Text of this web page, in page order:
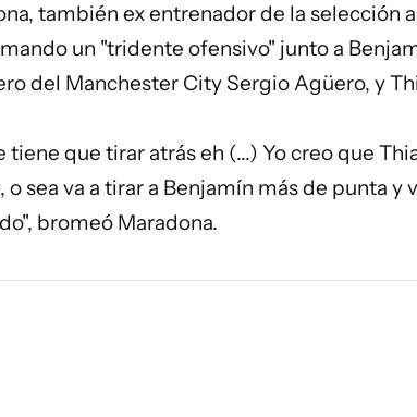
también ex entrenador de la selección
un "tridente ofensivo" junto a
del Manchester City Sergio Agüero, y
tiene que tirar atrás eh (...) Yo creo que
o sea va a tirar a Benjamín más de punta
bromeó Maradona.